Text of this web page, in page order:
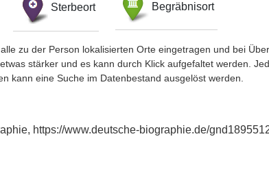
Sterbeort Begräbnisort
zu der Person lokalisierten Orte eingetragen und bei
stärker und es kann durch Klick aufgefaltet werden.
kann eine Suche im Datenbestand ausgelöst werden.
https://www.deutsche-biographie.de/